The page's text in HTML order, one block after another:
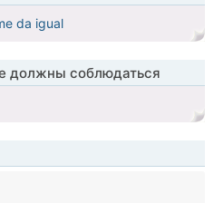
da igual
должны соблюдаться